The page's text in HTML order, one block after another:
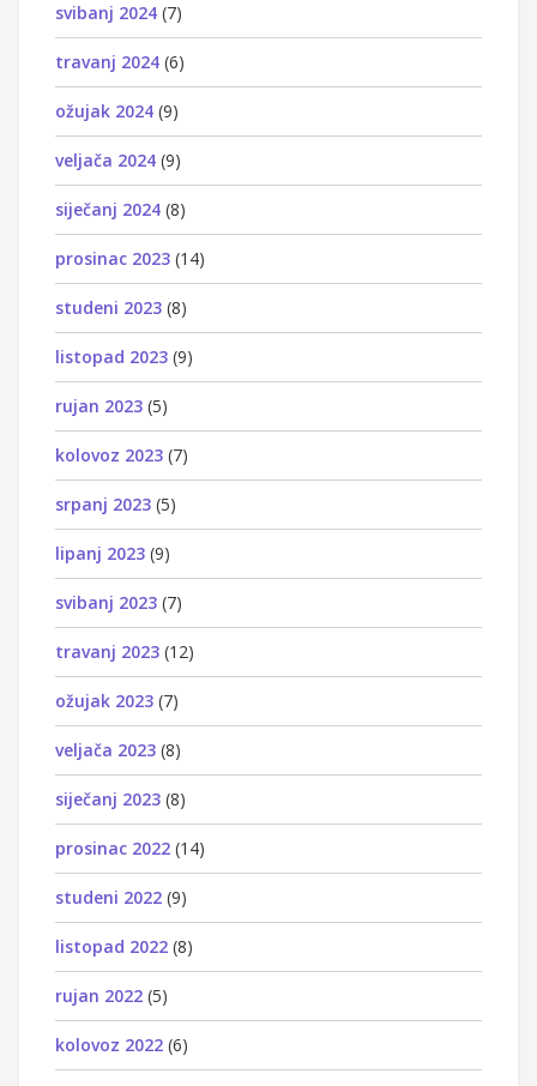
svibanj 2024 (7)
travanj 2024 (6)
ožujak 2024 (9)
veljača 2024 (9)
siječanj 2024 (8)
prosinac 2023 (14)
studeni 2023 (8)
listopad 2023 (9)
rujan 2023 (5)
kolovoz 2023 (7)
srpanj 2023 (5)
lipanj 2023 (9)
svibanj 2023 (7)
travanj 2023 (12)
ožujak 2023 (7)
veljača 2023 (8)
siječanj 2023 (8)
prosinac 2022 (14)
studeni 2022 (9)
listopad 2022 (8)
rujan 2022 (5)
kolovoz 2022 (6)